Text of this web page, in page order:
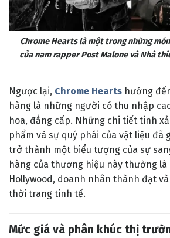
Chrome Hearts là một trong những
của nam rapper Post Malone và Nhà
Ngược lại, Chrome Hearts hướng
hàng là những người có thu nhập
hoa, đẳng cấp. Những chi tiết tinh
phẩm và sự quý phái của vật liệu đã
trở thành một biểu tượng của sự
hàng của thương hiệu này thường là
Hollywood, doanh nhân thành đạt
thời trang tinh tế.
Mức giá và phân khúc thị